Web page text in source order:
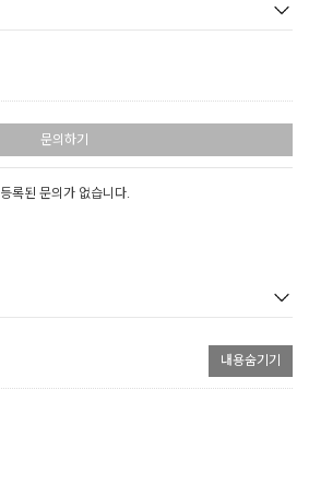
문의하기
등록된 문의가 없습니다.
내용숨기기